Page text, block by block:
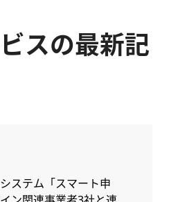
スの最新記
ステム「スマート申